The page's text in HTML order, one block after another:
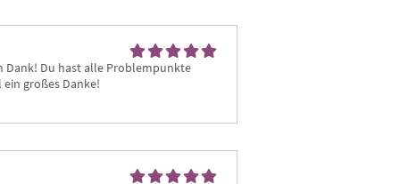
Dank! Du hast alle Problempunkte
großes Danke!